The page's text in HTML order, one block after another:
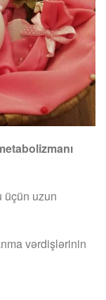
üçün uzun
vərdişlərinin